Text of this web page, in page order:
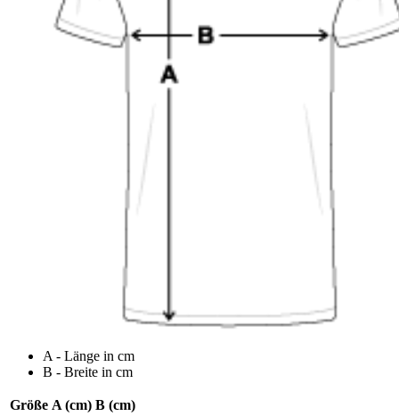
A - Länge in cm
B - Breite in cm
Größe A (cm) B (cm)